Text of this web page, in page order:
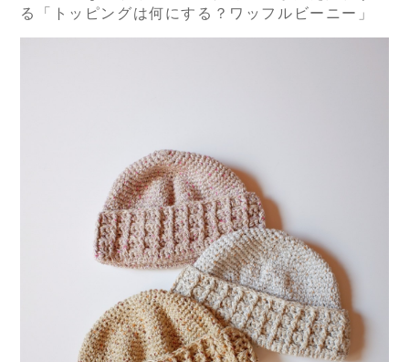
る「トッピングは何にする？ワッフルビーニー」